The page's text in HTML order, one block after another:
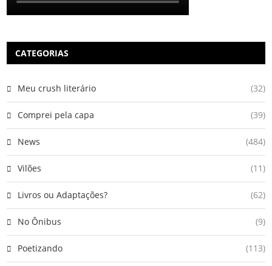
CATEGORIAS
Meu crush literário (32)
Comprei pela capa (39)
News (484)
Vilões (11)
Livros ou Adaptações? (62)
No Ônibus (9)
Poetizando (113)